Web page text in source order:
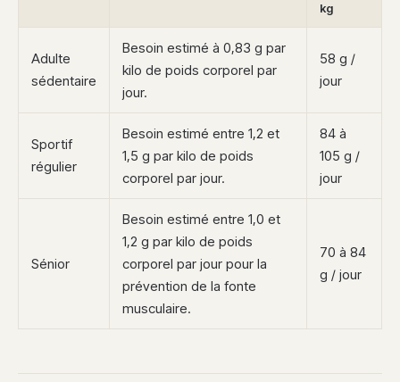
kg
Adulte
sédentaire
Besoin estimé à 0,83 g par
kilo de poids corporel par
jour.
58 g /
jour
Sportif
régulier
Besoin estimé entre 1,2 et
1,5 g par kilo de poids
corporel par jour.
84 à
105 g /
jour
Sénior
Besoin estimé entre 1,0 et
1,2 g par kilo de poids
corporel par jour pour la
prévention de la fonte
musculaire.
70 à 84
g / jour